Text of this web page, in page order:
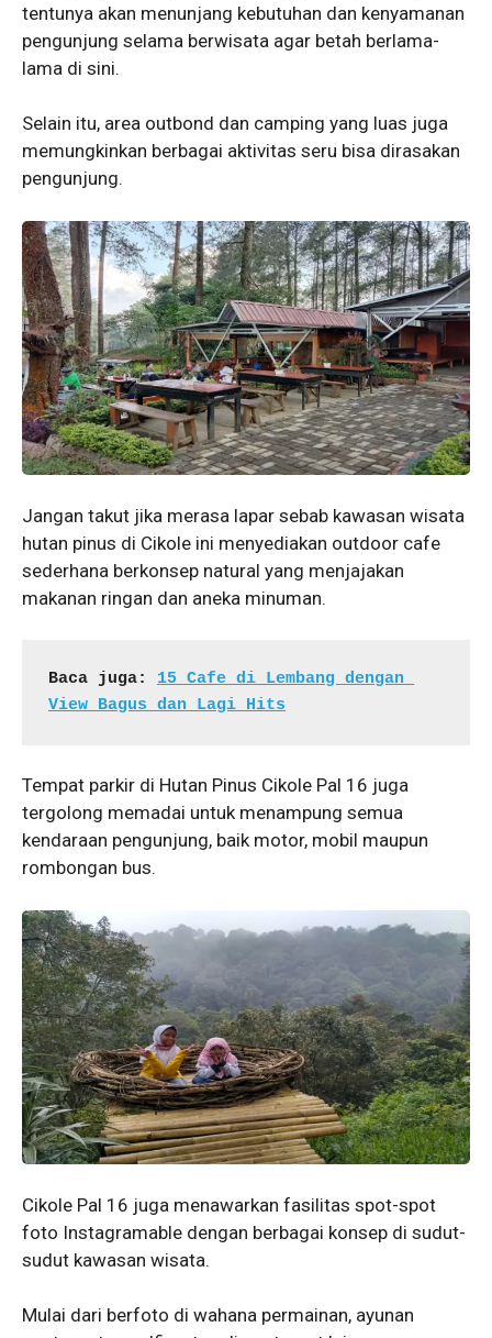
tentunya akan menunjang kebutuhan dan kenyamanan
pengunjung selama berwisata agar betah berlama-
lama di sini.
Selain itu, area outbond dan camping yang luas juga
memungkinkan berbagai aktivitas seru bisa dirasakan
pengunjung.
Jangan takut jika merasa lapar sebab kawasan wisata
hutan pinus di Cikole ini menyediakan outdoor cafe
sederhana berkonsep natural yang menjajakan
makanan ringan dan aneka minuman.
Baca juga: 15 Cafe di Lembang dengan
View Bagus dan Lagi Hits
Tempat parkir di Hutan Pinus Cikole Pal 16 juga
tergolong memadai untuk menampung semua
kendaraan pengunjung, baik motor, mobil maupun
rombongan bus.
Cikole Pal 16 juga menawarkan fasilitas spot-spot
foto Instagramable dengan berbagai konsep di sudut-
sudut kawasan wisata.
Mulai dari berfoto di wahana permainan, ayunan